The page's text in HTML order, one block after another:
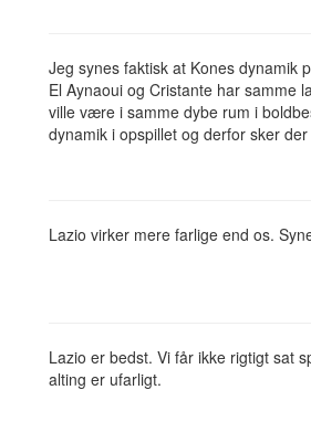
Jeg synes faktisk at Kones dynamik
El Aynaoui og Cristante har samme
ville være i samme dybe rum i
dynamik i opspillet og derfor sker
Lazio virker mere farlige end os.
Lazio er bedst. Vi får ikke rigtigt sat
alting er ufarligt.